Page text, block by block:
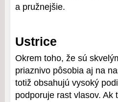
a pružnejšie.
Ustrice
Okrem toho, že sú
priaznivo pôsobia aj na
totiž obsahujú vysoký
podporuje rast vlasov. Ak